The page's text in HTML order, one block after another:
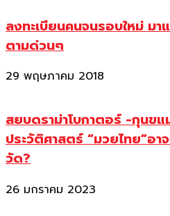
ลงทะเบียนคนจนรอบใหม่ มา
ตามด่วนๆ
29 พฤษภาคม 2018
สยบดราม่าโบกาตอร์ -กุนข
ประวัติศาสตร์ “มวยไทย”อ
วัด?
26 มกราคม 2023